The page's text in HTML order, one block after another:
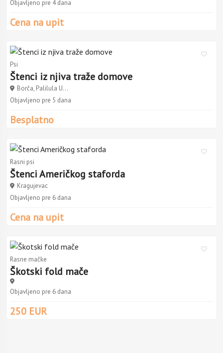
Objavljeno pre 4 dana
Cena na upit
Psi
Štenci iz njiva traže domove
Borča, Palilula U...
Objavljeno pre 5 dana
Besplatno
Rasni psi
Štenci Američkog staforda
Kragujevac
Objavljeno pre 6 dana
Cena na upit
Rasne mačke
Škotski fold mače
Objavljeno pre 6 dana
250 EUR